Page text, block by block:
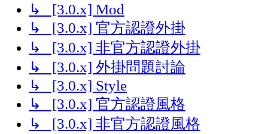
↳ [3.0.x] Mod
↳ [3.0.x] 官方認證外掛
↳ [3.0.x] 非官方認證外掛
↳ [3.0.x] 外掛問題討論
↳ [3.0.x] Style
↳ [3.0.x] 官方認證風格
↳ [3.0.x] 非官方認證風格